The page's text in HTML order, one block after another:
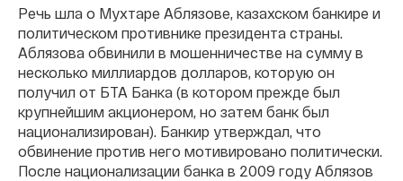
Речь шла о Мухтаре Аблязове, казахском банкире и
политическом противнике президента страны.
Аблязова обвинили в мошенничестве на сумму в
несколько миллиардов долларов, которую он
получил от БТА Банка (в котором прежде был
крупнейшим акционером, но затем банк был
национализирован). Банкир утверждал, что
обвинение против него мотивировано политически.
После национализации банка в 2009 году Аблязов